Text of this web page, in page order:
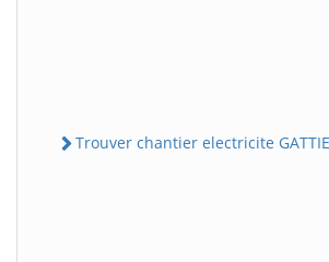
Trouver chantier electricite